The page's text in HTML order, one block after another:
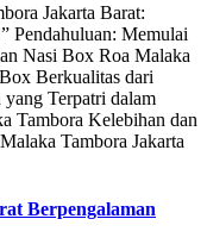
Jakarta Barat:
Pendahuluan: Memulai
Nasi Box Roa Malaka
Berkualitas dari
Terpatri dalam
Tambora Kelebihan dan
Tambora Jakarta
Berpengalaman